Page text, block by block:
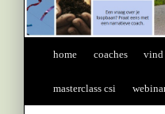
Spring naar de
home coaches vind
masterclass csi